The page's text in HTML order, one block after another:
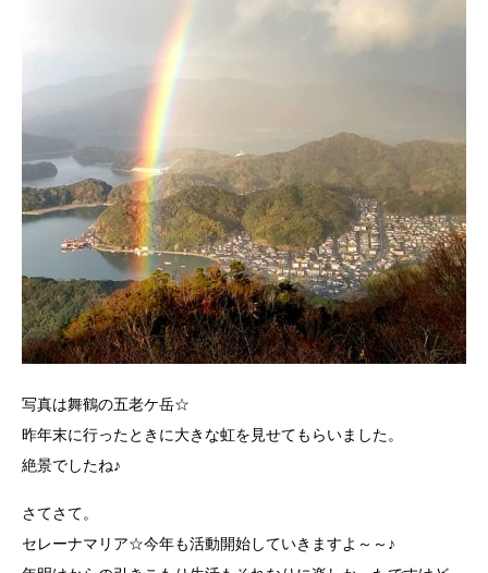
写真は舞鶴の五老ケ岳☆
昨年末に行ったときに大きな虹を見せてもらいました。
絶景でしたね♪
さてさて。
セレーナマリア☆今年も活動開始していきますよ～～♪